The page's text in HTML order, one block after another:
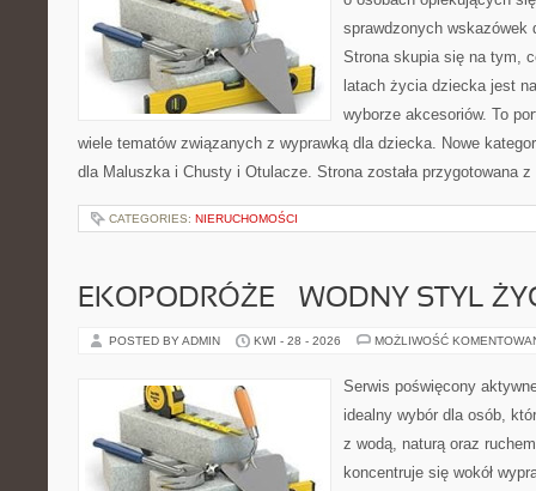
sprawdzonych wskazówek
Strona skupia się na tym,
latach życia dziecka jest
wyborze akcesoriów. To
wiele tematów związanych z wyprawką dla dziecka. Nowe
dla Maluszka i Chusty i Otulacze. Strona została przygotowana
CATEGORIES: NIERUCHOMOŚCI
EKOPODRÓŻE – WODNY STYL
POSTED BY ADMIN KWI - 28 - 2026 MOŻLIWOŚĆ
Serwis poświęcony
idealny wybór dla osób,
z wodą, naturą oraz
koncentruje się wokół